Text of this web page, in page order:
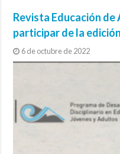
Revista Educación
participar de la
6 de octubre de 2022